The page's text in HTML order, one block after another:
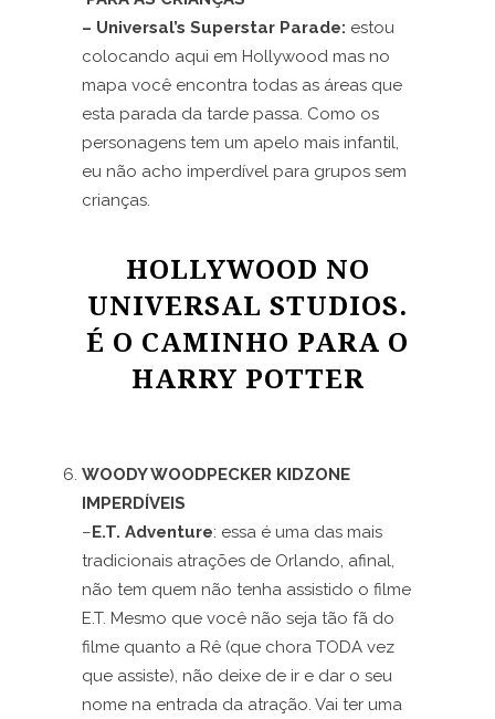
– Universal’s Superstar Parade: estou
colocando aqui em Hollywood mas no
mapa você encontra todas as áreas que
esta parada da tarde passa. Como os
personagens tem um apelo mais infantil,
eu não acho imperdível para grupos sem
crianças.
HOLLYWOOD NO
UNIVERSAL STUDIOS.
É O CAMINHO PARA O
HARRY POTTER
WOODY WOODPECKER KIDZONE
IMPERDÍVEIS
–E.T. Adventure: essa é uma das mais
tradicionais atrações de Orlando, afinal,
não tem quem não tenha assistido o filme
E.T. Mesmo que você não seja tão fã do
filme quanto a Rê (que chora TODA vez
que assiste), não deixe de ir e dar o seu
nome na entrada da atração. Vai ter uma